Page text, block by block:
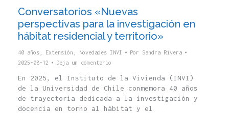
Conversatorios «Nuevas
perspectivas para la investigación en
hábitat residencial y territorio»
40 años Extensión Novedades INVI Por Sandra Rivera
2025-08-12
Deja un comentario
En 2025, el Instituto de la Vivienda (INVI)
de la Universidad de Chile conmemora 40 años
de trayectoria dedicada a la investigación y
docencia en torno al hábitat y el